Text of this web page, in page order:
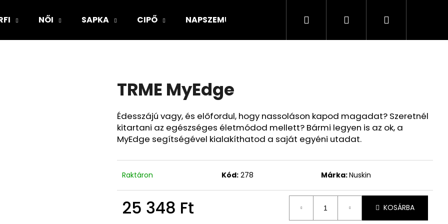
NŐI SAPKA CIPŐ NAPSZEMÜVEG fitten_me Üzleti feltételek
KeresésBejelentkezés
Kosár
TRME MyEdge
Édesszájú vagy, és előfordul, hogy nassoláson kapod magadat? Szeretnél
kitartani az egészséges életmódod mellett? Bármi legyen is az ok, a
MyEdge segítségével kialakíthatod a saját egyéni utadat.
Raktáron Kód: 278 Márka:Nuskin
25 348 Ft KOSÁRBA
KERESÉS